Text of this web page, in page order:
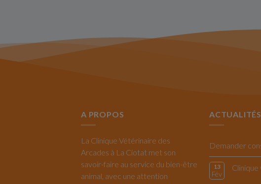
A PROPOS
La Clinique Vétérinaire des
Arcades à La Ciotat met son
savoir-faire au service du bien-être
animal, avec une attention
ACTUALITÉS
13
Fév